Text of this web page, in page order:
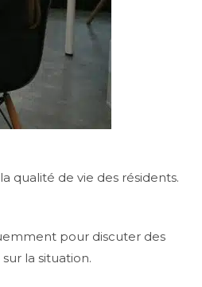
qualité de vie des résidents.
pour discuter des
sur la situation.